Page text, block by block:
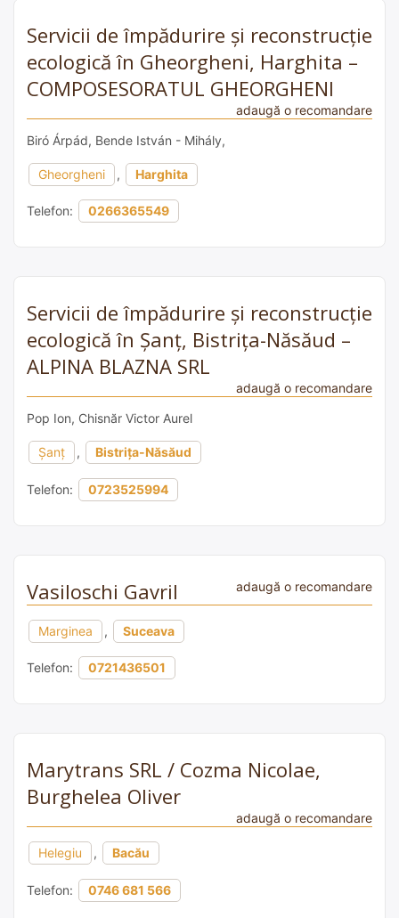
Servicii de împădurire și reconstrucție
ecologică în Gheorgheni, Harghita –
COMPOSESORATUL GHEORGHENI
adaugă o recomandare
Biró Árpád, Bende István - Mihály,
Gheorgheni , Harghita
Telefon: 0266365549
Servicii de împădurire și reconstrucție
ecologică în Șanț, Bistrița-Năsăud –
ALPINA BLAZNA SRL
adaugă o recomandare
Pop Ion, Chisnăr Victor Aurel
Şanţ , Bistrița-Năsăud
Telefon: 0723525994
Vasiloschi Gavril adaugă o recomandare
Marginea , Suceava
Telefon: 0721436501
Marytrans SRL / Cozma Nicolae,
Burghelea Oliver
adaugă o recomandare
Helegiu , Bacău
Telefon: 0746 681 566